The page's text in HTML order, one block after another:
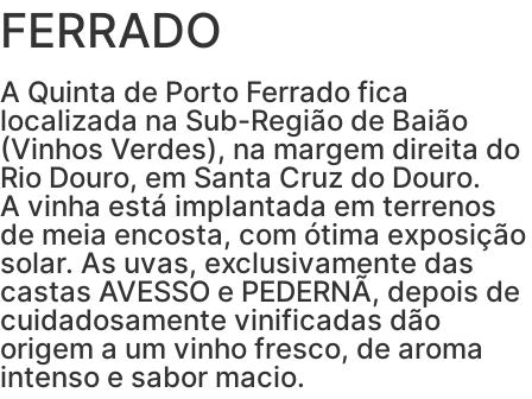
FERRADO
A Quinta de Porto Ferrado fica
localizada na Sub-Região de Baião
(Vinhos Verdes), na margem direita do
Rio Douro, em Santa Cruz do Douro.
A vinha está implantada em terrenos
de meia encosta, com ótima exposição
solar. As uvas, exclusivamente das
castas AVESSO e PEDERNÃ, depois de
cuidadosamente vinificadas dão
origem a um vinho fresco, de aroma
intenso e sabor macio.